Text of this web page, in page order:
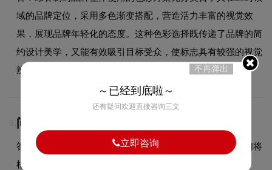
域的品牌定位，采用多色渐变搭配，营造活力丰富的视觉效
果，展现品牌年轻化的态度。这种色彩选择既传递了品牌的简
约设计美学，又能有效吸引目标受众，使标志具有较强的视觉
辨识度。
6. 问：加急能否处理？
答：可以加急处理，具体加急时间和费用请咨询客服，我们将
根据项目复杂度和您的紧急需求协调安排。
不再弹出
～已经到底啦～
还有疑问欢迎直接咨询三文
立即咨询